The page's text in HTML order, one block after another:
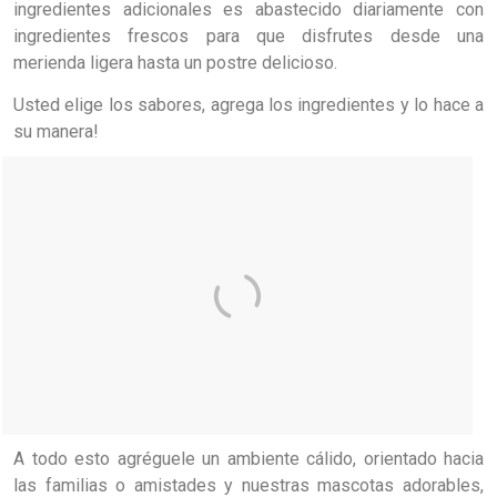
ingredientes adicionales es abastecido diariamente
con
ingredientes frescos para
que disfrutes desde una
merienda ligera hasta un postre delicioso.
Usted elige los sabores, agrega los ingredientes ylo hace a
su manera!
A todo esto agréguele un ambiente cálido, orientado hacia
las familias o amistades y nuestras mascotas adorables,